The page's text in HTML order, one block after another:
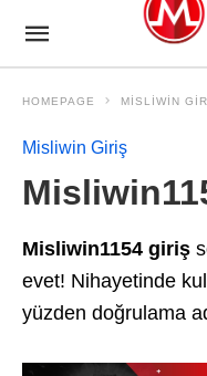
HOMEPAGE MISLIWIN
Misliwin Giriş
Misliwin1154 giriş
evet! Nihayetinde
yüzden doğrulama